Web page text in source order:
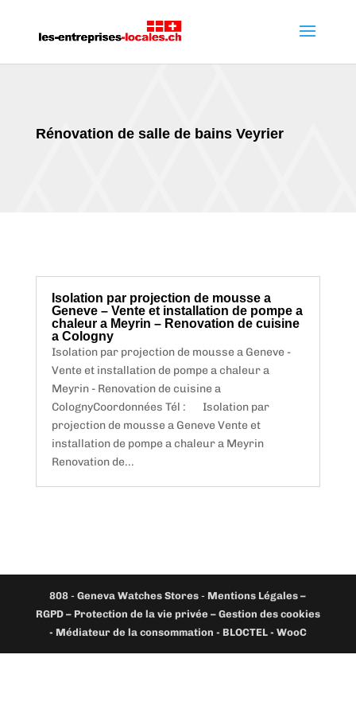
Rénovation de salle de bains Veyrier
Isolation par projection de mousse a
Geneve – Vente et installation de pompe a
chaleur a Meyrin – Renovation de cuisine
a Cologny
Isolation par projection de mousse a Geneve -
Vente et installation de pompe a chaleur a
Meyrin - Renovation de cuisine a
ColognyCoordonnées Tél : Isolation par
projection de mousse a Geneve Vente et
installation de pompe a chaleur a Meyrin
Renovation de...
808 -Geneva Watches Stores - Mentions Légales –
RGPD – Protection de la vie privée – Gestion des cookies
- Médiateur de la consommation - BLOCTEL - WooC